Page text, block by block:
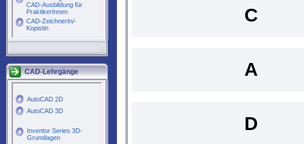
CAD-Lehrgänge
C
A
D